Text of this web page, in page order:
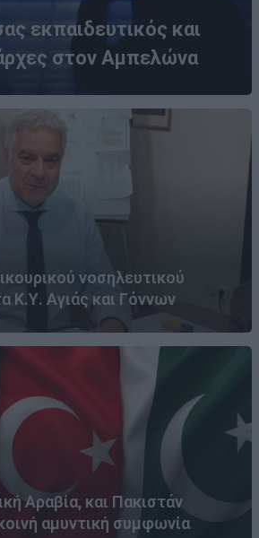
εκπαιδευτικός και
στον Αμπελώνα
νοσηλευτικού
Κ.Υ. Αγιάς και Γόννων
Αραβία, και Πακιστάν
αμυντική συμφωνία